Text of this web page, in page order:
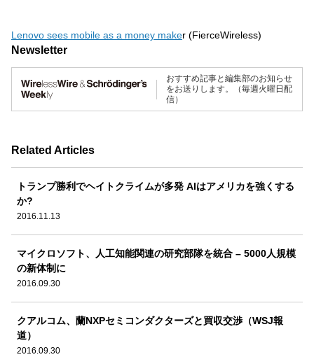
Lenovo sees mobile as a money maker (FierceWireless)
Newsletter
おすすめ記事と編集部のお知らせ
をお送りします。（毎週火曜日配
信）
Related Articles
トランプ勝利でヘイトクライムが多発 AIはアメリカを強くする
か?
2016.11.13
マイクロソフト、人工知能関連の研究部隊を統合 – 5000人規模
の新体制に
2016.09.30
クアルコム、蘭NXPセミコンダクターズと買収交渉（WSJ報
道）
2016.09.30